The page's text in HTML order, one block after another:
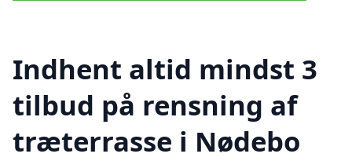
Indhent altid mindst 3
tilbud på rensning af
træterrasse i Nødebo